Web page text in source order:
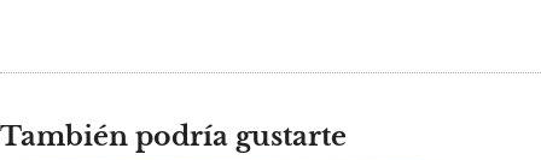
También podría gustarte